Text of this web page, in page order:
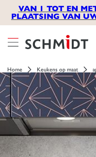
VAN 1 TOT EN
PLAATSING VAN
Home Keukens op maat